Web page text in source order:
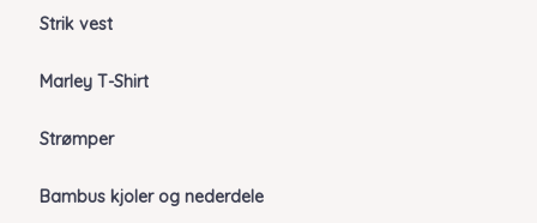
Strik vest
Marley T-Shirt
Strømper
Bambus kjoler og nederdele